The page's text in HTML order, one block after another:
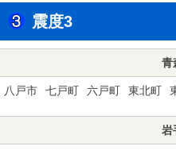
震度3
青
八戸市 七戸町 六戸町 東北町
岩